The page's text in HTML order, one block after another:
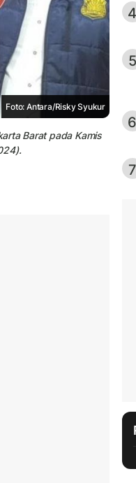
Foto: Antara/Risky Syukur
Barat pada Kamis
4
5
6
7